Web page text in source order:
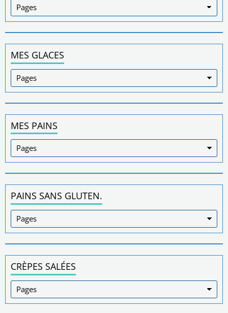
MES GLACES
MES PAINS
PAINS SANS GLUTEN.
CRÈPES SALÉES